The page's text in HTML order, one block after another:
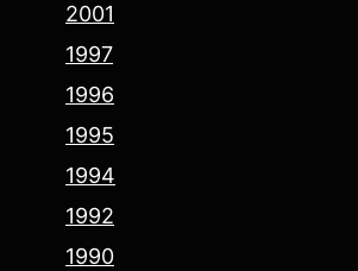
2001
1997
1996
1995
1994
1992
1990